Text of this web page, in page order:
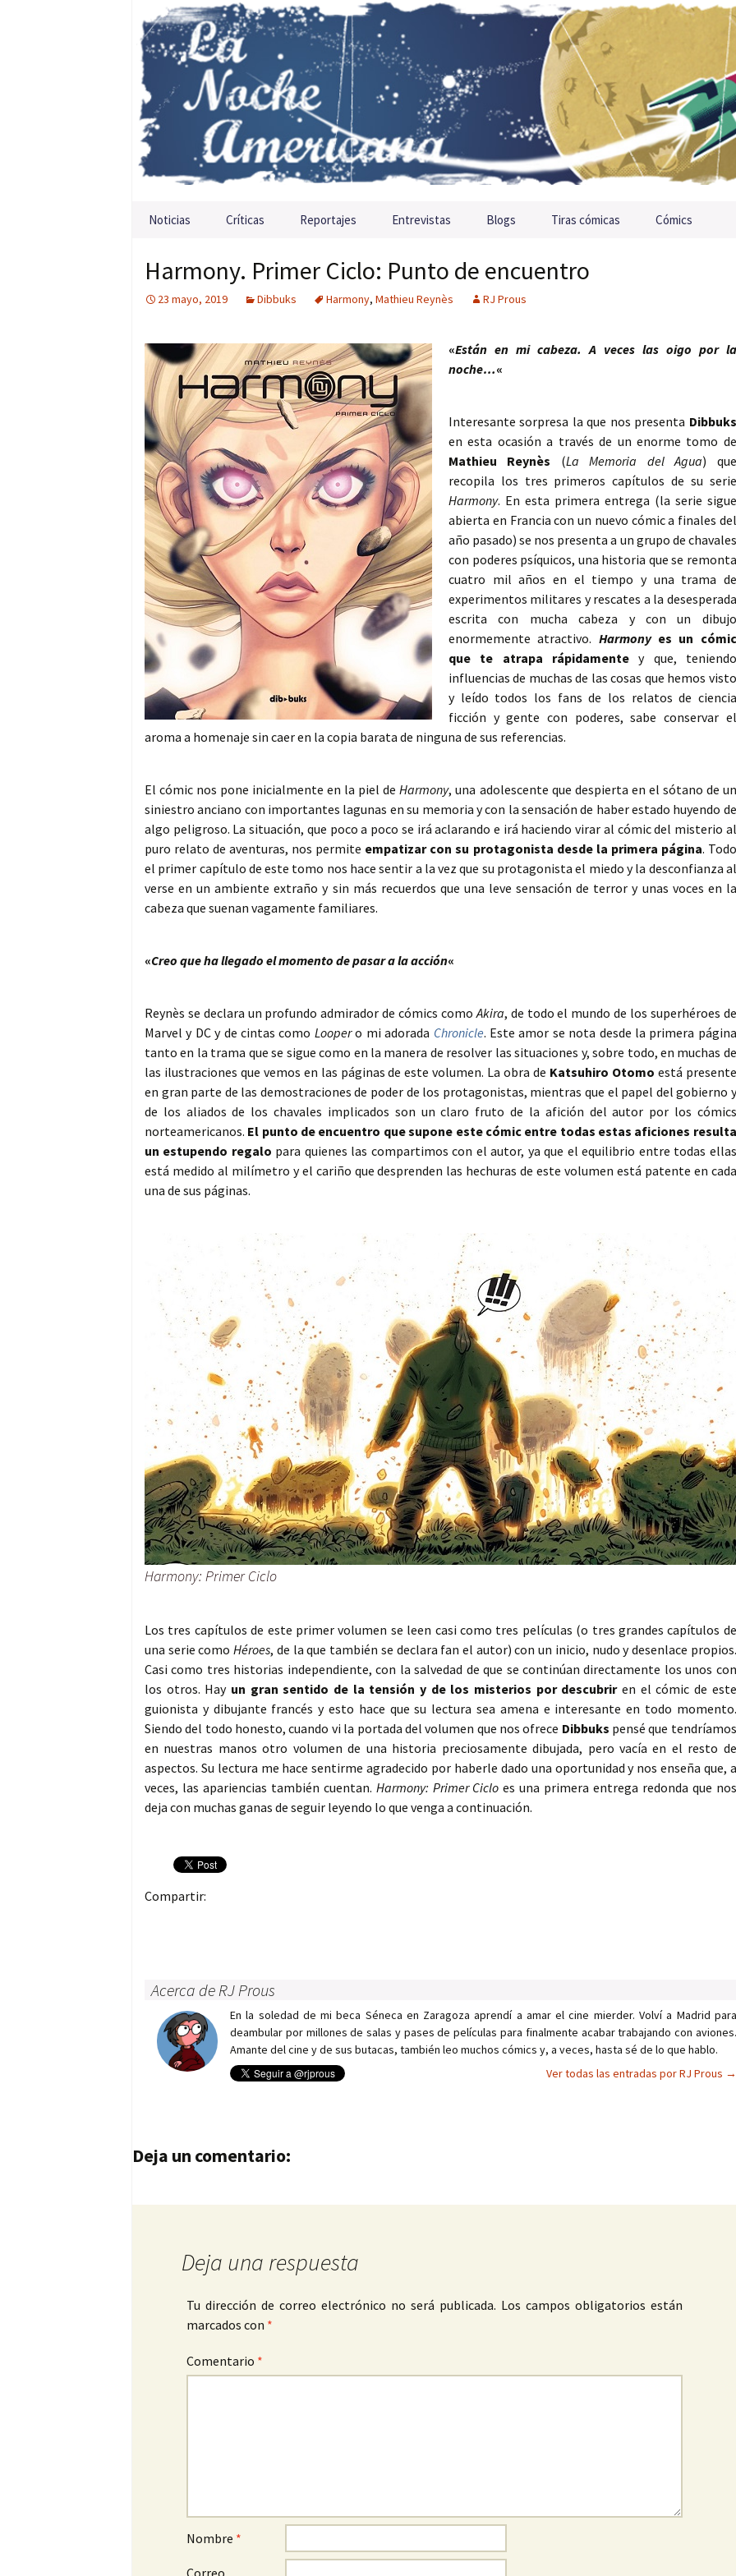
Saltar al contenido
Noticias Críticas Reportajes Entrevistas Blogs Tiras cómicas Cómics
Harmony. Primer Ciclo: Punto de encuentro
23 mayo, 2019 Dibbuks Harmony, Mathieu Reynès RJ Prous
«Están en mi cabeza. A veces las oigo por la
noche…«
Interesante sorpresa la que nos presenta Dibbuks
en esta ocasión a través de un enorme tomo de
Mathieu Reynès (La Memoria del Agua) que
recopila los tres primeros capítulos de su serie
Harmony. En esta primera entrega (la serie sigue
abierta en Francia con un nuevo cómic a finales del
año pasado) se nos presenta a un grupo de chavales
con poderes psíquicos, una historia que se remonta
cuatro mil años en el tiempo y una trama de
experimentos militares y rescates a la desesperada
escrita con mucha cabeza y con un dibujo
enormemente atractivo. Harmonyes un cómic
que te atrapa rápidamentey que, teniendo
influencias de muchas de las cosas que hemos visto
y leído todos los fans de los relatos de ciencia
ficción y gente con poderes, sabe conservar el
aroma a homenaje sin caer en la copia barata de ninguna de sus referencias.
El cómic nos pone inicialmente en la piel deHarmony, una adolescente que despierta en el sótano de un
siniestro anciano con importantes lagunas en su memoria y con la sensación de haber estado huyendo de
algo peligroso. La situación, que poco a poco se irá aclarando e irá haciendo virar al cómic del misterio al
puro relato de aventuras, nos permite empatizar con su protagonista desde la primera página. Todo
el primer capítulo de este tomo nos hace sentir a la vez que su protagonista el miedo y la desconfianza al
verse en un ambiente extraño y sin más recuerdos que una leve sensación de terror y unas voces en la
cabeza que suenan vagamente familiares.
«Creo que ha llegado el momento de pasar a la acción«
Reynès se declara un profundo admirador de cómics comoAkira, de todo el mundo de los superhéroes de
Marvel y DC y de cintas como Loopero mi adorada Chronicle. Este amor se nota desde la primera página
tanto en la trama que se sigue como en la manera de resolver las situaciones y, sobre todo, en muchas de
las ilustraciones que vemos en las páginas de este volumen. La obra de Katsuhiro Otomo está presente
en gran parte de las demostraciones de poder de los protagonistas, mientras que el papel del gobierno y
de los aliados de los chavales implicados son un claro fruto de la afición del autor por los cómics
norteamericanos. El punto de encuentro que supone este cómic entre todas estas aficiones resulta
un estupendo regalo para quienes las compartimos con el autor, ya que el equilibrio entre todas ellas
está medido al milímetro y el cariño que desprenden las hechuras de este volumen está patente en cada
una de sus páginas.
Harmony: Primer Ciclo
Los tres capítulos de este primer volumen se leen casi como tres películas (o tres grandes capítulos de
una serie comoHéroes, de la que también se declara fan el autor) con un inicio, nudo y desenlace propios.
Casi como tres historias independiente, con la salvedad de que se continúan directamente los unos con
los otros. Hay un gran sentido de la tensión y de los misterios por descubriren el cómic de este
guionista y dibujante francés y esto hace que su lectura sea amena e interesante en todo momento.
Siendo del todo honesto, cuando vi la portada del volumen que nos ofrece Dibbuks pensé que tendríamos
en nuestras manos otro volumen de una historia preciosamente dibujada, pero vacía en el resto de
aspectos. Su lectura me hace sentirme agradecido por haberle dado una oportunidad y nos enseña que, a
veces, las apariencias también cuentan. Harmony: Primer Ciclo es una primera entrega redonda que nos
deja con muchas ganas de seguir leyendo lo que venga a continuación.
Compartir:
Acerca de RJ Prous
En la soledad de mi beca Séneca en Zaragoza aprendí a amar el cine mierder. Volví a Madrid para
deambular por millones de salas y pases de películas para finalmente acabar trabajando con aviones.
Amante del cine y de sus butacas, también leo muchos cómics y, a veces, hasta sé de lo que hablo.
Ver todas las entradas por RJ Prous →
Navegación de entradas
Deja un comentario:
Deja una respuesta
Tu dirección de correo electrónico no será publicada. Los campos obligatorios están
marcados con *
Comentario *
Nombre *